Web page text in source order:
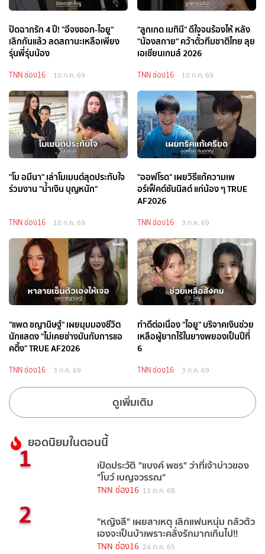
ปิดฉากรัก 4 ปี! "อีจงซอก-ไอยู"
เลิกกันแล้ว ลดสถานะเหลือเพียง
รุ่นพี่รุ่นน้อง
TNN ช่อง16 10 ก.ค. 69
"ลูกเกด เมทินี" ดีใจจนร้องไห้ หลัง
"น้องสกาย" คว้าตั๋วทีมชาติไทย ลุย
เอเชียนเกมส์ 2026
TNN ช่อง16 10 ก.ค. 69
"โม อมีนา" เล่าโมเมนต์สุดประทับใจ
ร่วมงาน "น้ำเงิน บุญหนัก"
TNN ช่อง16 10 ก.ค. 69
"ออฟโรด" เผยวิธีแก้ความเพ
อร์เฟ็คต์ชันนิสต์ แก่น้อง ๆ TRUE
AF2026
TNN ช่อง16 3 ก.ค. 69
"แพต ชญานิษฐ์" เผยมุมมองชีวิต
นักแสดง "ไม่เคยช่างมันกับการแอ
คติ้ง" TRUE AF2026
TNN ช่อง16 3 ก.ค. 69
ทำดีต่อเนื่อง "ไอยู" บริจาคเงินช่วย
เหลือผู้ยากไร้ในยางพยองเป็นปีที่
6
TNN ช่อง16 3 ก.ค. 69
ดูเพิ่มเติม
ยอดนิยมในตอนนี้
1 เปิดประวัติ "แบงค์ พชร" ว่าที่เจ้าบ่าวของ
"โบว์ เบญจวรรณ"
TNN ช่อง16 13 ต.ค. 68
2 "หญิงลี" เผยสาเหตุ เลิกแฟนหนุ่ม กลัวตัว
เองจะเป็นบ้าเพราะคลั่งรักมากเกินไป!!
TNN ช่อง16 24 ต.ค. 65